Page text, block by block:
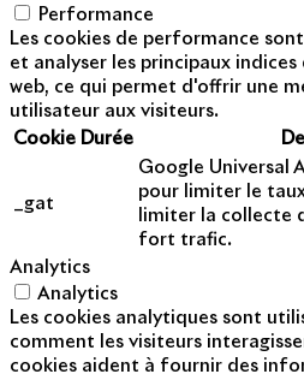
Performance
Les cookies de performance
et analyser les principaux
web, ce qui permet d'offrir une
utilisateur aux visiteurs.
Cookie Durée
_gat
Google Universal
pour limiter le
limiter la collecte
fort trafic.
Analytics
Analytics
Les cookies analytiques sont
comment les visiteurs
cookies aident à fournir des